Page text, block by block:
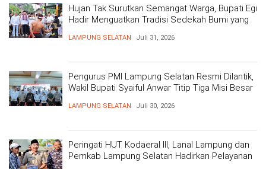
Hujan Tak Surutkan Semangat Warga, Bupati Egi
Hadir Menguatkan Tradisi Sedekah Bumi yang
LAMPUNG SELATAN Juli 31, 2026
Pengurus PMI Lampung Selatan Resmi Dilantik,
Wakil Bupati Syaiful Anwar Titip Tiga Misi Besar
LAMPUNG SELATAN Juli 30, 2026
Peringati HUT Kodaeral III, Lanal Lampung dan
Pemkab Lampung Selatan Hadirkan Pelayanan